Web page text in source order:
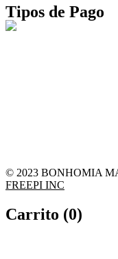
Tipos de Pago
© 2023 BONHOMIA
FREEPI INC
Carrito (0)